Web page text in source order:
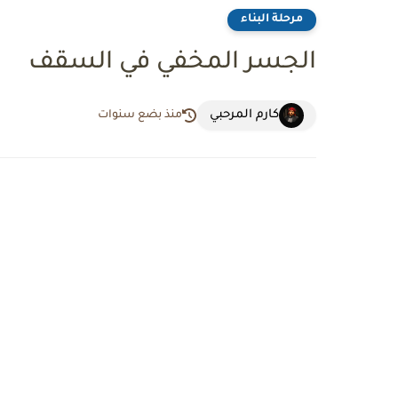
مرحلة البناء
الجسر المخفي في السقف
كارم المرحبي منذ بضع سنوات